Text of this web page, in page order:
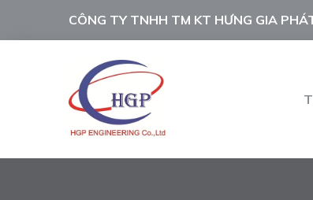
CÔNG TY TNHH TM KT HƯNG GIA